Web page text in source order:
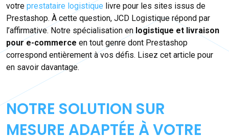
votre prestataire logistique livre pour les sites issus de
Prestashop. À cette question, JCD Logistique répond par
l’affirmative. Notre spécialisation enlogistique et livraison
pour e-commerce en tout genre dont Prestashop
correspond entièrement à vos défis. Lisez cet article pour
en savoir davantage.
NOTRE SOLUTION SUR
MESURE ADAPTÉE À VOTRE